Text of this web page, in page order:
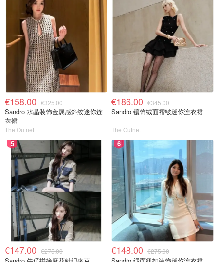
€158.00 €325.00
Sandro 水晶装饰金属感斜纹迷你连
衣裙
The Outnet
€186.00 €345.00
Sandro 镶饰绒面褶皱迷你连衣裙
The Outnet
5
€147.00 €275.00
6
€148.00 €275.00